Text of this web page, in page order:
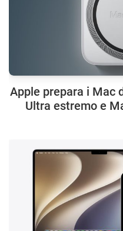
Apple prepara i Mac
Ultra estremo e